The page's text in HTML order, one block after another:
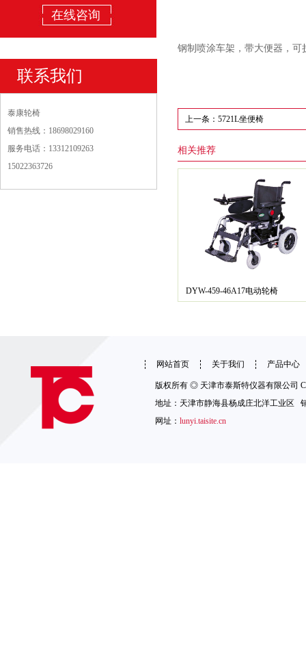
在线咨询
联系我们
泰康轮椅
销售热线：18698029160
服务电话：13312109263
15022363726
钢制喷涂车架，带大便器，
上一条：5721L坐便椅
相关推荐
DYW-459-46A17电动轮椅
网站首页 关于我们 产品中心
版权所有 ◎ 天津市泰斯特仪器有限公司
地址：天津市静海县杨成庄北洋工业区
网址： lunyi.taisite.cn